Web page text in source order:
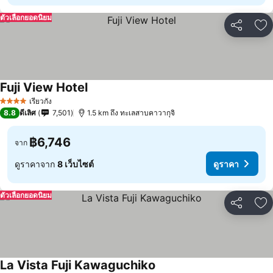
แชร์ เ
ตัวเลือกยอดนิยม
4 ดาว เรียวกัง
Fuji View Hotelดูราคา
8.8 ดีเลิศ 7,501 1.5 km ถึง ทะเลสาบคาวากุจิ
จาก ฿6,746
ดูราคาจาก 8 เว็บไซต์ ดูราคา
แชร์ เ
ตัวเลือกยอดนิยม
La Vista Fuji Kawaguchiko